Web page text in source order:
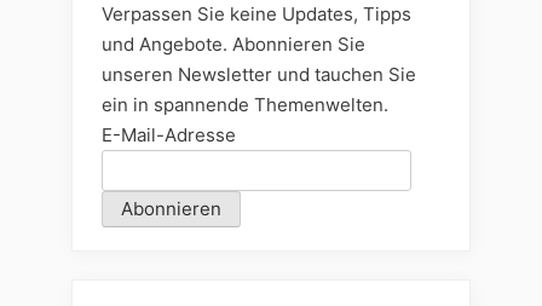
Verpassen Sie keine Updates, Tipps
und Angebote. Abonnieren Sie
unseren Newsletter und tauchen Sie
ein in spannende Themenwelten.
E-Mail-Adresse